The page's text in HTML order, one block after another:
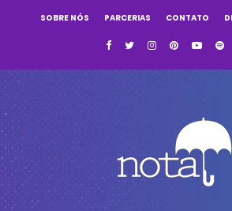
SOBRE NÓS PARCERIAS CONTATO